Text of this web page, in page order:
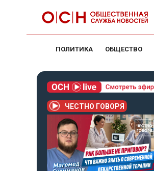
ПОЛИТИКА ОБЩЕСТВО
ЧЕСТНО ГОВОРЯ